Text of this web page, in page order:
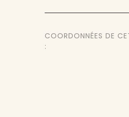
COORDONNÉES DE
: